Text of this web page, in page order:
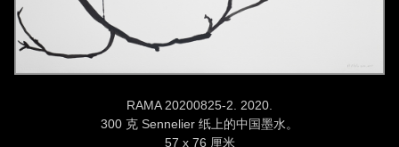
RAMA 20200825-2. 2020.
300 克 Sennelier 纸上的中国墨水。
57 x 76 厘米